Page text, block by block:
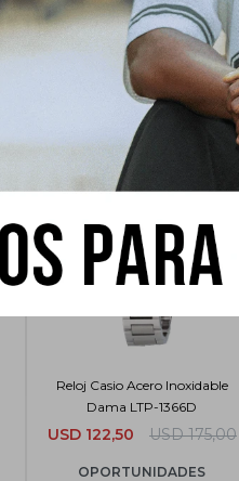
Reloj Casio Acero Inoxidable
Dama LTP-1366D
USD 122,50 USD 175,00
OPORTUNIDADES